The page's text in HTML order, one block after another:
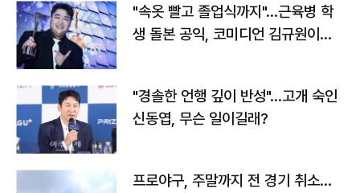
"속옷 빨고 졸업식까지"…근육병 학
생 돌본 공익, 코미디언 김규원이었
"경솔한 언행 깊이 반성"…고개 숙인
신동엽, 무슨 일이길래?
프로야구, 주말까지 전 경기 취소…